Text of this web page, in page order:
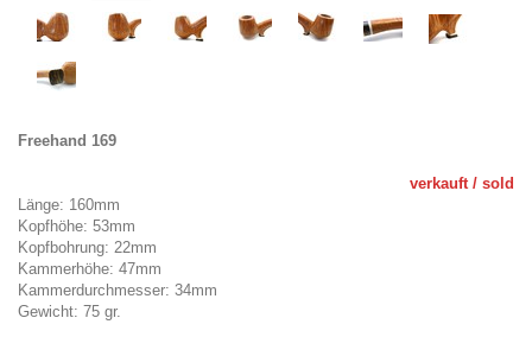
Freehand 169
verkauft / sold
Länge: 160mm
Kopfhöhe: 53mm
Kopfbohrung: 22mm
Kammerhöhe: 47mm
Kammerdurchmesser: 34mm
Gewicht: 75 gr.